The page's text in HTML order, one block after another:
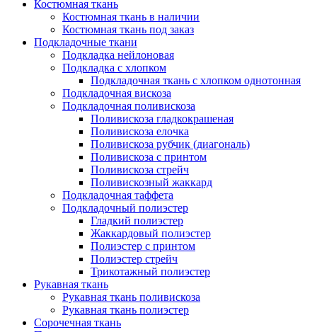
Костюмная ткань
Костюмная ткань в наличии
Костюмная ткань под заказ
Подкладочные ткани
Подкладка нейлоновая
Подкладка с хлопком
Подкладочная ткань с хлопком однотонная
Подкладочная вискоза
Подкладочная поливискоза
Поливискоза гладкокрашеная
Поливискоза елочка
Поливискоза рубчик (диагональ)
Поливискоза с принтом
Поливискоза стрейч
Поливискозный жаккард
Подкладочная таффета
Подкладочный полиэстер
Гладкий полиэстер
Жаккардовый полиэстер
Полиэстер с принтом
Полиэстер стрейч
Трикотажный полиэстер
Рукавная ткань
Рукавная ткань поливискоза
Рукавная ткань полиэстер
Сорочечная ткань